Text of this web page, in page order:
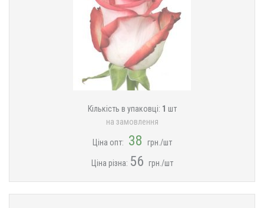
Кількість в упаковці: 1 шт
на замовлення
Ціна опт: 38 грн./шт
Ціна різна: 56 грн./шт